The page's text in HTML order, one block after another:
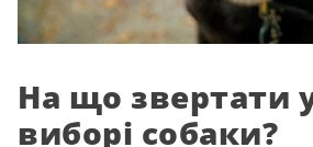
На що звертати
виборі собаки?